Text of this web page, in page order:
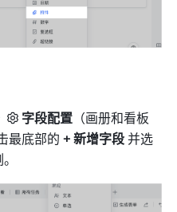
字段配置 （画册和看板
最底部的 +新增字段 并选